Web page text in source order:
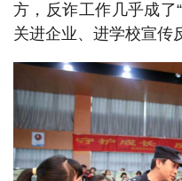
方，反诈工作几乎成了
关进企业、进学校宣传